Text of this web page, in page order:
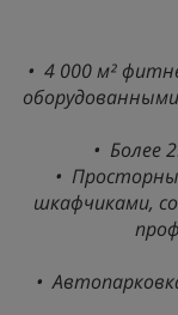
•⁠ ⁠4 000 м²
•⁠ ⁠Более
•⁠
шкафчиками,
•⁠